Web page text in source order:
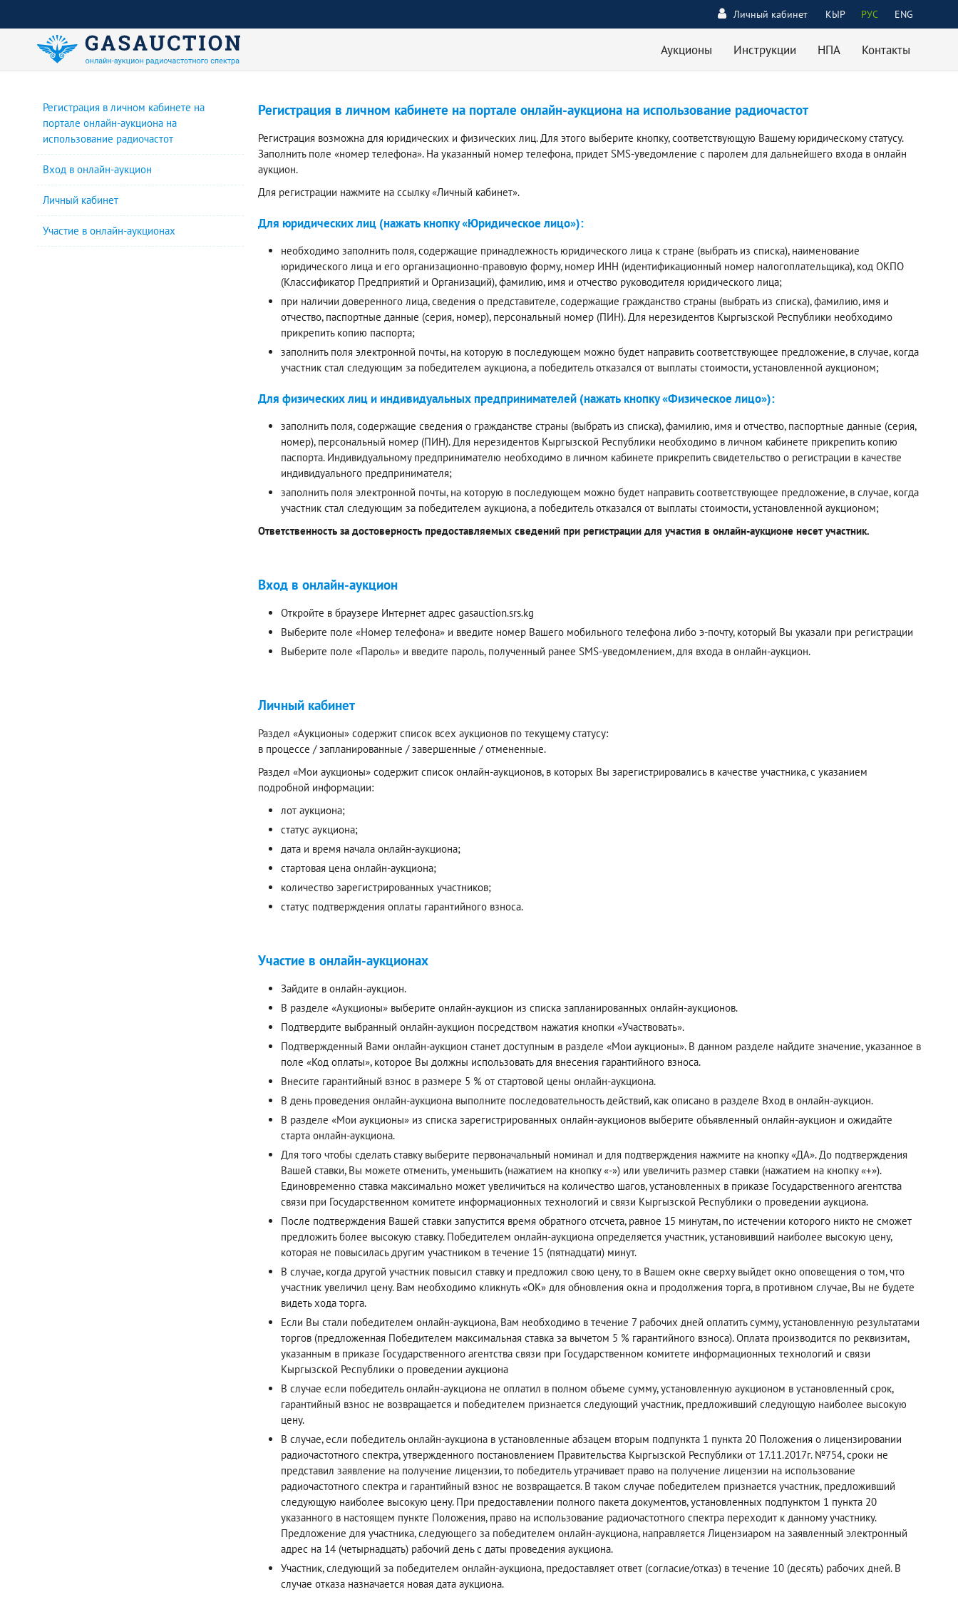
КЫР РУС ENG
Личный кабинет
Аукционы Инструкции НПА Контакты
Регистрация в личном кабинете на
портале онлайн-аукциона на
использование радиочастот
Вход в онлайн-аукцион
Личный кабинет
Участие в онлайн-аукционах
Регистрация в личном кабинете на портале онлайн-аукциона на использование радиочастот
Регистрация возможна для юридических и физических лиц. Для этого выберите кнопку, соответствующую Вашему юридическому статусу.
Заполнить поле «номер телефона». На указанный номер телефона, придет SMS-уведомление с паролем для дальнейшего входа в онлайн
аукцион.
Для регистрации нажмите на ссылку «Личный кабинет».
Для юридических лиц (нажать кнопку «Юридическое лицо»):
необходимо заполнить поля, содержащие принадлежность юридического лица к стране (выбрать из списка), наименование
юридического лица и его организационно-правовую форму, номер ИНН (идентификационный номер налогоплательщика), код ОКПО
(Классификатор Предприятий и Организаций), фамилию, имя и отчество руководителя юридического лица;
при наличии доверенного лица, сведения о представителе, содержащие гражданство страны (выбрать из списка), фамилию, имя и
отчество, паспортные данные (серия, номер), персональный номер (ПИН). Для нерезидентов Кыргызской Республики необходимо
прикрепить копию паспорта;
заполнить поля электронной почты, на которую в последующем можно будет направить соответствующее предложение, в случае, когда
участник стал следующим за победителем аукциона, а победитель отказался от выплаты стоимости, установленной аукционом;
Для физических лиц и индивидуальных предпринимателей (нажать кнопку «Физическое лицо»):
заполнить поля, содержащие сведения о гражданстве страны (выбрать из списка), фамилию, имя и отчество, паспортные данные (серия,
номер), персональный номер (ПИН). Для нерезидентов Кыргызской Республики необходимо в личном кабинете прикрепить копию
паспорта. Индивидуальному предпринимателю необходимо в личном кабинете прикрепить свидетельство о регистрации в качестве
индивидуального предпринимателя;
заполнить поля электронной почты, на которую в последующем можно будет направить соответствующее предложение, в случае, когда
участник стал следующим за победителем аукциона, а победитель отказался от выплаты стоимости, установленной аукционом;
Ответственность за достоверность предоставляемых сведений при регистрации для участия в онлайн-аукционе несет участник.
Вход в онлайн-аукцион
Откройте в браузере Интернет адрес gasauction.srs.kg
Выберите поле «Номер телефона» и введите номер Вашего мобильного телефона либо э-почту, который Вы указали при регистрации
Выберите поле «Пароль» и введите пароль, полученный ранее SMS-уведомлением, для входа в онлайн-аукцион.
Личный кабинет
Раздел «Аукционы» содержит список всех аукционов по текущему статусу:
в процессе / запланированные / завершенные / отмененные.
Раздел «Мои аукционы» содержит список онлайн-аукционов, в которых Вы зарегистрировались в качестве участника, с указанием
подробной информации:
лот аукциона;
статус аукциона;
дата и время начала онлайн-аукциона;
стартовая цена онлайн-аукциона;
количество зарегистрированных участников;
статус подтверждения оплаты гарантийного взноса.
Участие в онлайн-аукционах
Зайдите в онлайн-аукцион.
В разделе «Аукционы» выберите онлайн-аукцион из списка запланированных онлайн-аукционов.
Подтвердите выбранный онлайн-аукцион посредством нажатия кнопки «Участвовать».
Подтвержденный Вами онлайн-аукцион станет доступным в разделе «Мои аукционы». В данном разделе найдите значение, указанное в
поле «Код оплаты», которое Вы должны использовать для внесения гарантийного взноса.
Внесите гарантийный взнос в размере 5 % от стартовой цены онлайн-аукциона.
В день проведения онлайн-аукциона выполните последовательность действий, как описано в разделе Вход в онлайн-аукцион.
В разделе «Мои аукционы» из списка зарегистрированных онлайн-аукционов выберите объявленный онлайн-аукцион и ожидайте
старта онлайн-аукциона.
Для того чтобы сделать ставку выберите первоначальный номинал и для подтверждения нажмите на кнопку «ДА». До подтверждения
Вашей ставки, Вы можете отменить, уменьшить (нажатием на кнопку «-») или увеличить размер ставки (нажатием на кнопку «+»).
Единовременно ставка максимально может увеличиться на количество шагов, установленных в приказе Государственного агентства
связи при Государственном комитете информационных технологий и связи Кыргызской Республики о проведении аукциона.
После подтверждения Вашей ставки запустится время обратного отсчета, равное 15 минутам, по истечении которого никто не сможет
предложить более высокую ставку. Победителем онлайн-аукциона определяется участник, установивший наиболее высокую цену,
которая не повысилась другим участником в течение 15 (пятнадцати) минут.
В случае, когда другой участник повысил ставку и предложил свою цену, то в Вашем окне сверху выйдет окно оповещения о том, что
участник увеличил цену. Вам необходимо кликнуть «ОК» для обновления окна и продолжения торга, в противном случае, Вы не будете
видеть хода торга.
Если Вы стали победителем онлайн-аукциона, Вам необходимо в течение 7 рабочих дней оплатить сумму, установленную результатами
торгов (предложенная Победителем максимальная ставка за вычетом 5 % гарантийного взноса). Оплата производится по реквизитам,
указанным в приказе Государственного агентства связи при Государственном комитете информационных технологий и связи
Кыргызской Республики о проведении аукциона
В случае если победитель онлайн-аукциона не оплатил в полном объеме сумму, установленную аукционом в установленный срок,
гарантийный взнос не возвращается и победителем признается следующий участник, предложивший следующую наиболее высокую
цену.
В случае, если победитель онлайн-аукциона в установленные абзацем вторым подпункта 1 пункта 20 Положения о лицензировании
радиочастотного спектра, утвержденного постановлением Правительства Кыргызской Республики от 17.11.2017г. №754, сроки не
представил заявление на получение лицензии, то победитель утрачивает право на получение лицензии на использование
радиочастотного спектра и гарантийный взнос не возвращается. В таком случае победителем признается участник, предложивший
следующую наиболее высокую цену. При предоставлении полного пакета документов, установленных подпунктом 1 пункта 20
указанного в настоящем пункте Положения, право на использование радиочастотного спектра переходит к данному участнику.
Предложение для участника, следующего за победителем онлайн-аукциона, направляется Лицензиаром на заявленный электронный
адрес на 14 (четырнадцать) рабочий день с даты проведения аукциона.
Участник, следующий за победителем онлайн-аукциона, предоставляет ответ (согласие/отказ) в течение 10 (десять) рабочих дней. В
случае отказа назначается новая дата аукциона.